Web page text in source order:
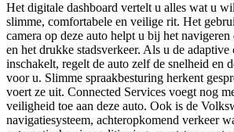
Het digitale dashboard vertelt u alles wat u
slimme, comfortabele en veilige rit. Het
camera op deze auto helpt u bij het
en het drukke stadsverkeer. Als u de adaptive
inschakelt, regelt de auto zelf de snelheid en
voor u. Slimme spraakbesturing herkent
voert ze uit. Connected Services voegt nog
veiligheid toe aan deze auto. Ook is de
navigatiesysteem, achteropkomend verkeer